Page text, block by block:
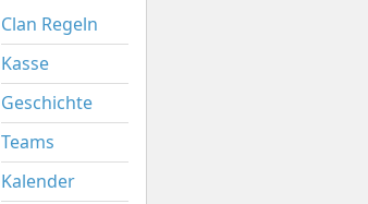
Clan Regeln
Kasse
Geschichte
Teams
Kalender